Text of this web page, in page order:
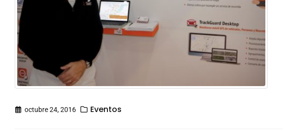
octubre 24, 2016 Eventos